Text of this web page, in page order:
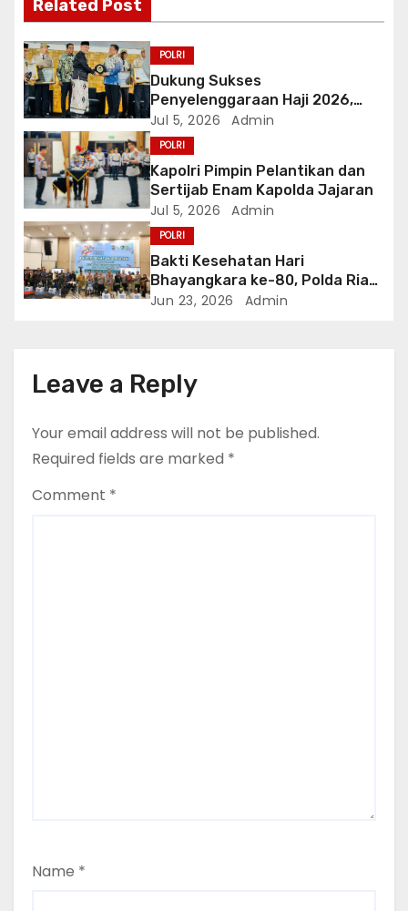
g
a
t
i
o
n
Related Post
POLRI
Dukung Sukses
Penyelenggaraan Haji 2026,
Polri Terima Penghargaan dari
Kementerian Haji dan Umrah RI
Jul 5, 2026 Admin
POLRI
Kapolri Pimpin Pelantikan dan
Sertijab Enam Kapolda Jajaran
Jul 5, 2026 Admin
POLRI
Bakti Kesehatan Hari
Bhayangkara ke-80, Polda Riau
Gelar 14 Layanan Medis
Jun 23, 2026 Admin
Leave a Reply
Your email address will not be published.
Required fields are marked *
Comment *
Name *